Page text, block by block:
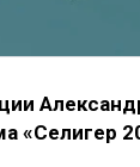
«Селигер